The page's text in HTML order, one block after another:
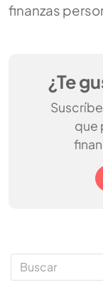
finanzas
¿Te
que